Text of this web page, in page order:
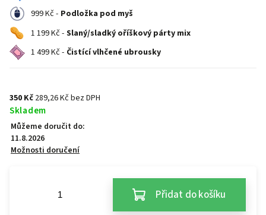
999 Kč - Podložka pod myš
1 199 Kč - Slaný/sladký oříškový párty mix
1 499 Kč - Čistící vlhčené ubrousky
350 Kč 289,26 Kč bez DPH
Skladem
Můžeme doručit do:
11.8.2026
Možnosti doručení
Přidat do košíku